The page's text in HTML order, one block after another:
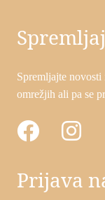
Spremljajte
omrežjih ali pa se
Prijava